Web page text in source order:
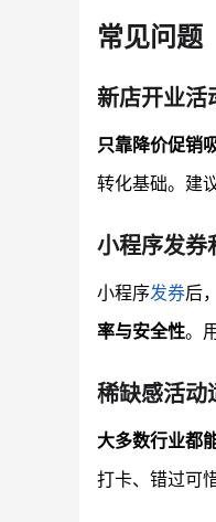
常见问题
新店开业活
只靠降价促销
转化基础。建
小程序发券
小程序发券后，
率与安全性。
稀缺感活动
大多数行业都
打卡、错过可